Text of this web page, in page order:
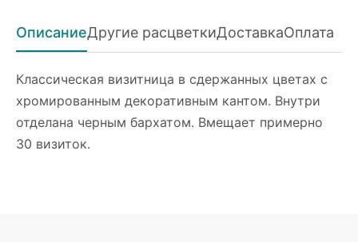
ОписаниеДругие расцветкиДоставкаОплата
Классическая визитница в сдержанных цветах с
хромированным декоративным кантом. Внутри
отделана черным бархатом. Вмещает примерно
30 визиток.